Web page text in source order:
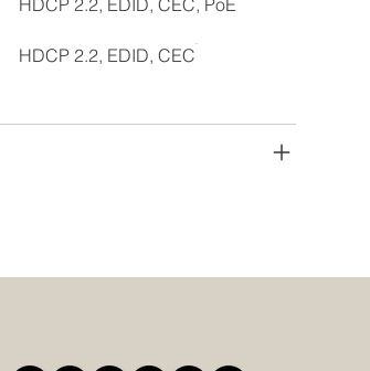
HDCP 2.2, EDID, CEC, PoE
HDCP 2.2, EDID, CEC